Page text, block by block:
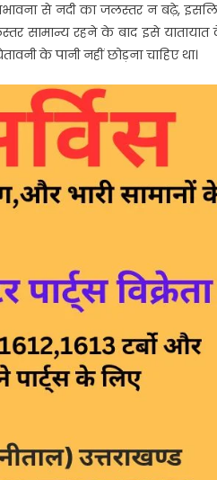
से नदी का जलस्तर न बढ़े,
सामान्य रहने के बाद इसे
के पानी नहीं छोड़ना चाहिए था।